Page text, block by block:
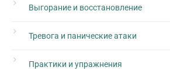
Выгорание и восстановление
Тревога и панические атаки
Практики и упражнения